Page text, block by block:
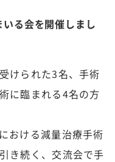
る会を開催しまし
けられた3名、手術
に臨まれる4名の方
おける減量治療手術
き続く、交流会で手